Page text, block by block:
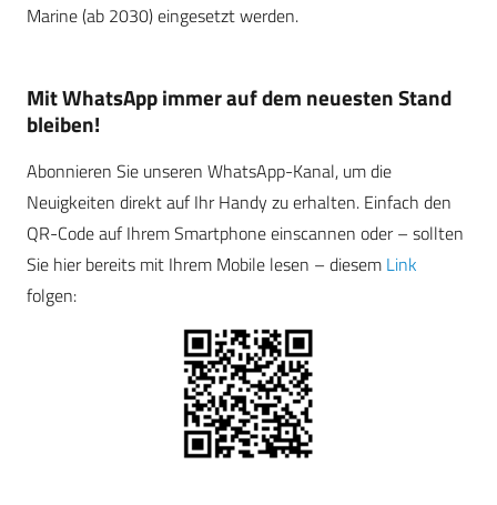
Marine (ab 2030) eingesetzt werden.
Mit WhatsApp immer auf dem neuesten Stand
bleiben!
Abonnieren Sie unseren WhatsApp-Kanal, um die
Neuigkeiten direkt auf Ihr Handy zu erhalten. Einfach den
QR-Code auf Ihrem Smartphone einscannen oder – sollten
Sie hier bereits mit Ihrem Mobile lesen – diesem Link
folgen: